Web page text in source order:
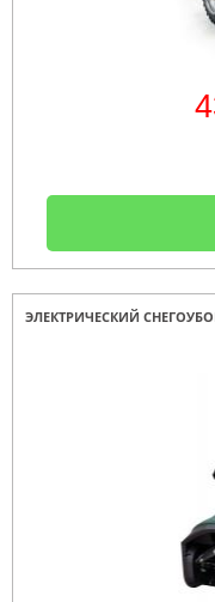
ЭЛЕКТРИЧЕСКИЙ